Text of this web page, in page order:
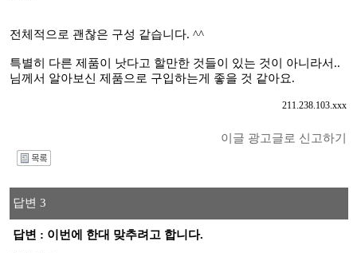
전체적으로 괜찮은 구성 같습니다. ^^
특별히 다른 제품이 낫다고 할만한 것들이 있는 것이 아니라서..
님께서 알아보신 제품으로 구입하는게 좋을 것 같아요.
211.238.103.xxx
이글 광고글로 신고하기
답변 3
답변 : 이번에 한대 맞추려고 합니다.